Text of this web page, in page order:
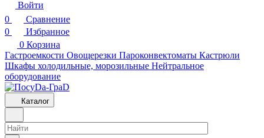
Войти
0
Сравнение
0
Избранное
0 Корзина
Гастроемкости Овощерезки Пароконвектоматы Кастрюли
Шкафы холодильные, морозильные Нейтральное
оборудование
Каталог